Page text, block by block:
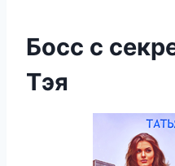
Босс с
Тэя